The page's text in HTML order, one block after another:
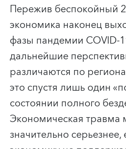
Пережив беспокойный
экономика наконец
фазы пандемии COVID-
дальнейшие
различаются по
это спустя лишь один
состоянии полного
Экономическая травма
значительно